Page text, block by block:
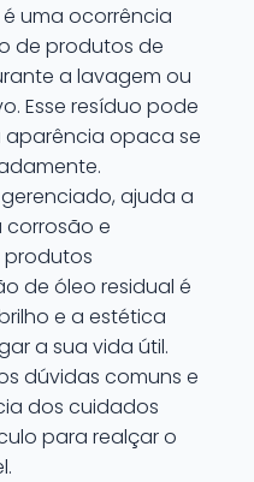
uma ocorrência
de produtos de
a lavagem ou
Esse resíduo pode
aparência opaca se
ajuda a
e
produtos
de óleo residual é
e a estética
a sua vida útil.
dúvidas comuns e
dos cuidados
para realçar o